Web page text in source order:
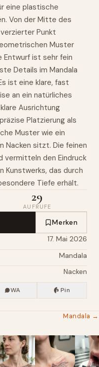
eine plastische
Von der Mitte des
Punkt
Muster
Entwurf ist sehr fein
Details im Mandala
ist eine klare, fast
an ein natürliches
Ausrichtung
Platzierung als
Muster wie ein
Nacken sitzt. Die feinen
vermitteln den Eindruck
Kunstwerks, das durch
Tiefe erhält.
29
AUFRUFE
Merken
17. Mai 2026
Mandala
Nacken
WA Pin
Mandala →